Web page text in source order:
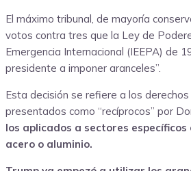
El máximo tribunal, de mayoría
votos contra tres que la Ley de
Emergencia Internacional (IEEPA) de
presidente a imponer aranceles”.
Esta decisión se refiere a los
presentados como “recíprocos” por
los aplicados a sectores específicos
acero o aluminio.